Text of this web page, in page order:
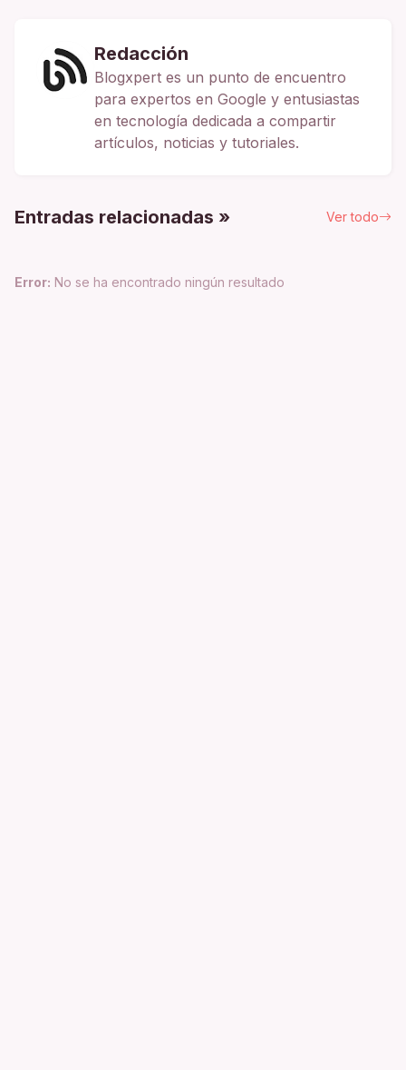
Redacción
Blogxpert es un punto de encuentro
para expertos en Google y entusiastas
en tecnología dedicada a compartir
artículos, noticias y tutoriales.
Entradas relacionadas » Ver todo
Error: No se ha encontrado ningún resultado